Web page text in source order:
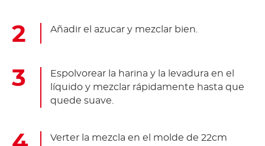
Añadir el azucar y mezclar bien.
Espolvorear la harina y la levadura en el
líquido y mezclar rápidamente hasta que
quede suave.
Verter la mezcla en el molde de 22cm